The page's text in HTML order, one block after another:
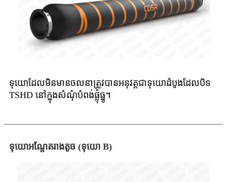
ទុយោដែលមិនមានចលនាត្រូវបានអនុវត្តជាទុយោដំបូងដែលបិទ
TSHD នៅក្នុងសំណុំបំពង់ផ្លុំធ្នូ។
ទុយោ​អណ្តែត​រាង​តូច (ទុយោ B)